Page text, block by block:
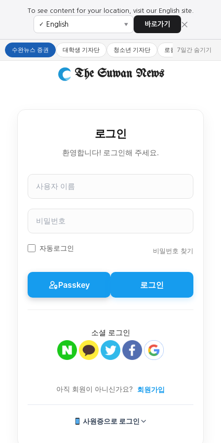
To see content for your location, visit our English site.
✓ ▼ 바로가기 ×
수완뉴스 증권 대학생 기자단 청소년 기자단 로컬 큐레이터
7일간 숨기기
The Suwan News
로그인
환영합니다! 로그인해 주세요.
사
자
이
비
번
호
자동로그인 비밀번호 찾기
Passkey 로그인
소셜 로그인
아직 회원이 아니신가요? 회원가입
사원증으로 로그인